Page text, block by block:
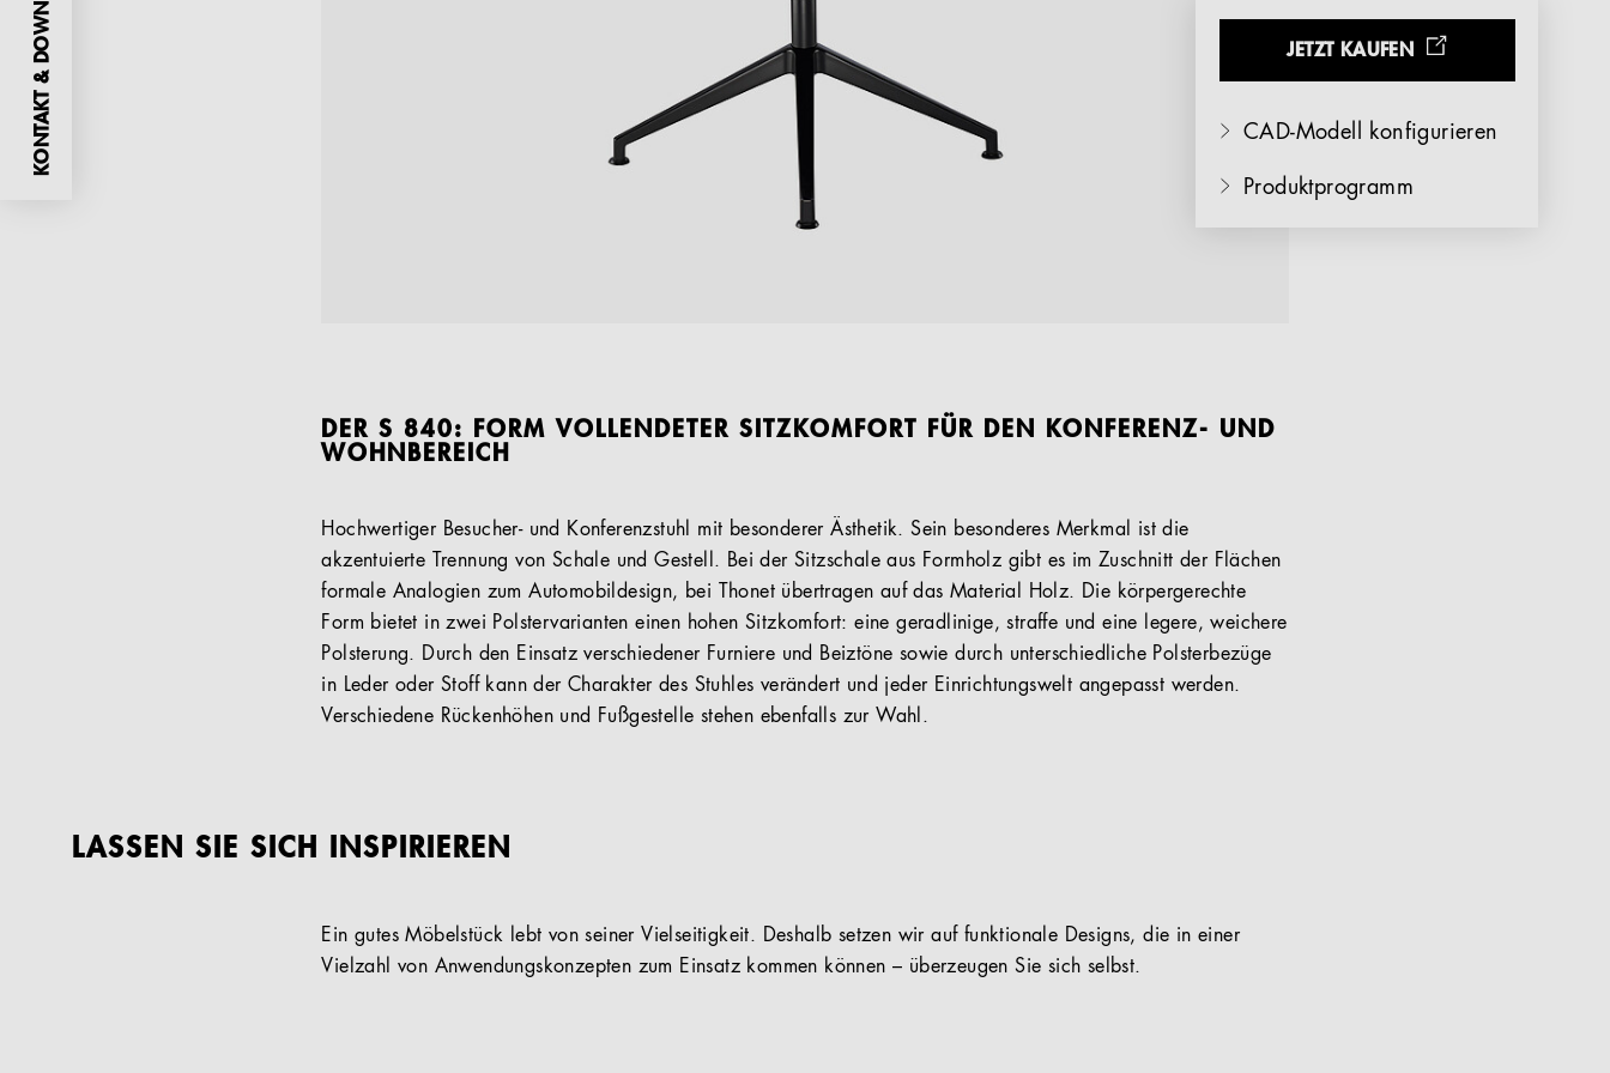
KONTAKT & DOWNLOADS JETZT KAUFEN
CAD-Modell konfigurieren
Produktprogramm
DER S 840: FORM VOLLENDETER SITZKOMFORT FÜR DEN KONFERENZ- UND
WOHNBEREICH
Hochwertiger Besucher- und Konferenzstuhl mit besonderer Ästhetik. Sein besonderes Merkmal ist die
akzentuierte Trennung von Schale und Gestell. Bei der Sitzschale aus Formholz gibt es im Zuschnitt der Flächen
formale Analogien zum Automobildesign, bei Thonet übertragen auf das Material Holz. Die körpergerechte
Form bietet in zwei Polstervarianten einen hohen Sitzkomfort: eine geradlinige, straffe und eine legere, weichere
Polsterung. Durch den Einsatz verschiedener Furniere und Beiztöne sowie durch unterschiedliche Polsterbezüge
in Leder oder Stoff kann der Charakter des Stuhles verändert und jeder Einrichtungswelt angepasst werden.
Verschiedene Rückenhöhen und Fußgestelle stehen ebenfalls zur Wahl.
LASSEN SIE SICH INSPIRIEREN
Ein gutes Möbelstück lebt von seiner Vielseitigkeit. Deshalb setzen wir auf funktionale Designs, die in einer
Vielzahl von Anwendungskonzepten zum Einsatz kommen können – überzeugen Sie sich selbst.